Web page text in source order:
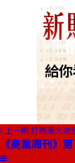
上一期 打開兩大流
《商業周刊》